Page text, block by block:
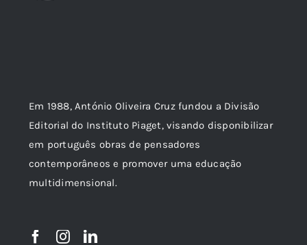
Em 1988, António Oliveira Cruz fundou a Divisão
Editorial do Instituto Piaget, visando disponibilizar
em português obras de pensadores
contemporâneos e promover uma educação
multidimensional.